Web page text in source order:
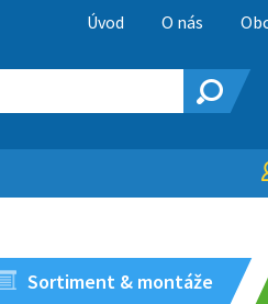
Úvod O nás
Sortiment & montáže